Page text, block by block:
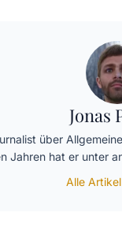
Jonas
über
Jahren hat er unter
Alle